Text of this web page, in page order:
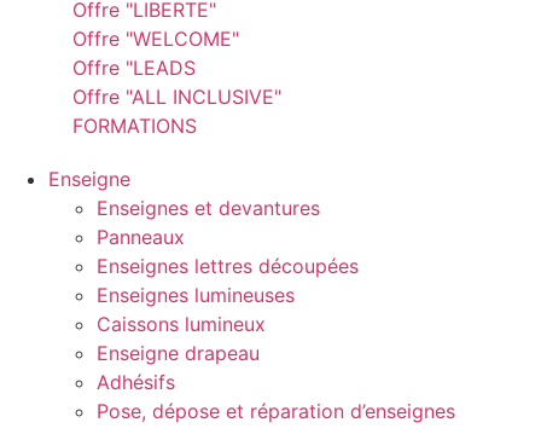
Offre "LIBERTE"
Offre "WELCOME"
Offre "LEADS
Offre "ALL INCLUSIVE"
FORMATIONS
Enseigne
Enseignes et devantures
Panneaux
Enseignes lettres découpées
Enseignes lumineuses
Caissons lumineux
Enseigne drapeau
Adhésifs
Pose, dépose et réparation d’enseignes